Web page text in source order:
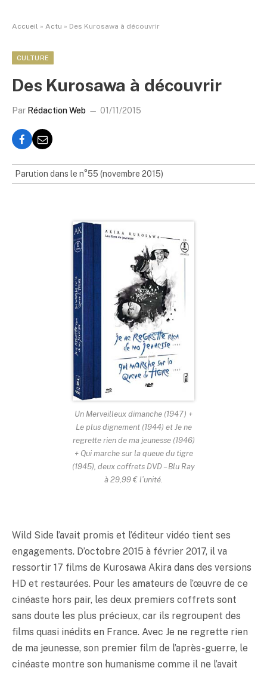
Accueil » Actu » Des Kurosawa à découvrir
CULTURE
Des Kurosawa à découvrir
Par Rédaction Web 01/11/2015
Parution dans le n°55 (novembre 2015)
Un Merveilleux dimanche (1947) +
Le plus dignement (1944) et Je ne
regrette rien de ma jeunesse (1946)
+ Qui marche sur la queue du tigre
(1945), deux coffrets DVD – Blu Ray
à 29,99 € l’unité.
Wild Side l’avait promis et l’éditeur vidéo tient ses
engagements. D’octobre 2015 à février 2017, il va
ressortir 17 films de Kurosawa Akira dans des versions
HD et restaurées. Pour les amateurs de l’œuvre de ce
cinéaste hors pair, les deux premiers coffrets sont
sans doute les plus précieux, car ils regroupent des
films quasi inédits en France. Avec Je ne regrette rien
de ma jeunesse, son premier film de l’après-guerre, le
cinéaste montre son humanisme comme il ne l’avait